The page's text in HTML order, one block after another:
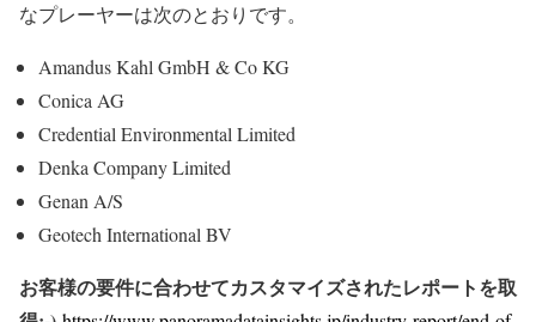
なプレーヤーは次のとおりです。
Amandus Kahl GmbH & Co KG
Conica AG
Credential Environmental Limited
Denka Company Limited
Genan A/S
Geotech International BV
お客様の要件に合わせてカスタマイズされたレポートを取